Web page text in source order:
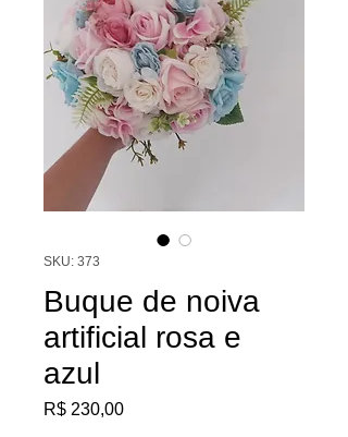
SKU: 373
Buque de noiva
artificial rosa e
azul
R$ 230,00Preço